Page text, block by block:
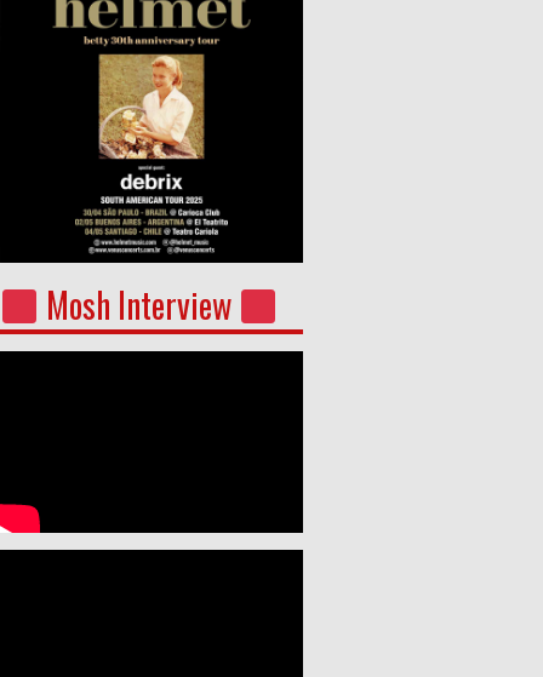
Mosh Interview